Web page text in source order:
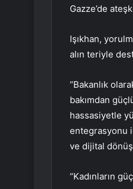
Gazze’de
Işıkhan,
alın teriyle
“Bakanlık
bakımdan
hassasiyetle
entegrasyonu
ve dijital
“Kadınların